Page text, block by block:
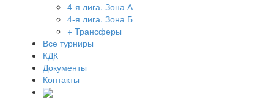
4-я лига. Зона А
4-я лига. Зона Б
+ Трансферы
Все турниры
КДК
Документы
Контакты